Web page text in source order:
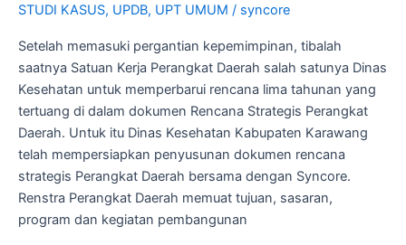
STUDI KASUS, UPDB, UPT UMUM / syncore
Setelah memasuki pergantian kepemimpinan, tibalah
saatnya Satuan Kerja Perangkat Daerah salah satunya Dinas
Kesehatan untuk memperbarui rencana lima tahunan yang
tertuang di dalam dokumen Rencana Strategis Perangkat
Daerah. Untuk itu Dinas Kesehatan Kabupaten Karawang
telah mempersiapkan penyusunan dokumen rencana
strategis Perangkat Daerah bersama dengan Syncore.
Renstra Perangkat Daerah memuat tujuan, sasaran,
program dan kegiatan pembangunan